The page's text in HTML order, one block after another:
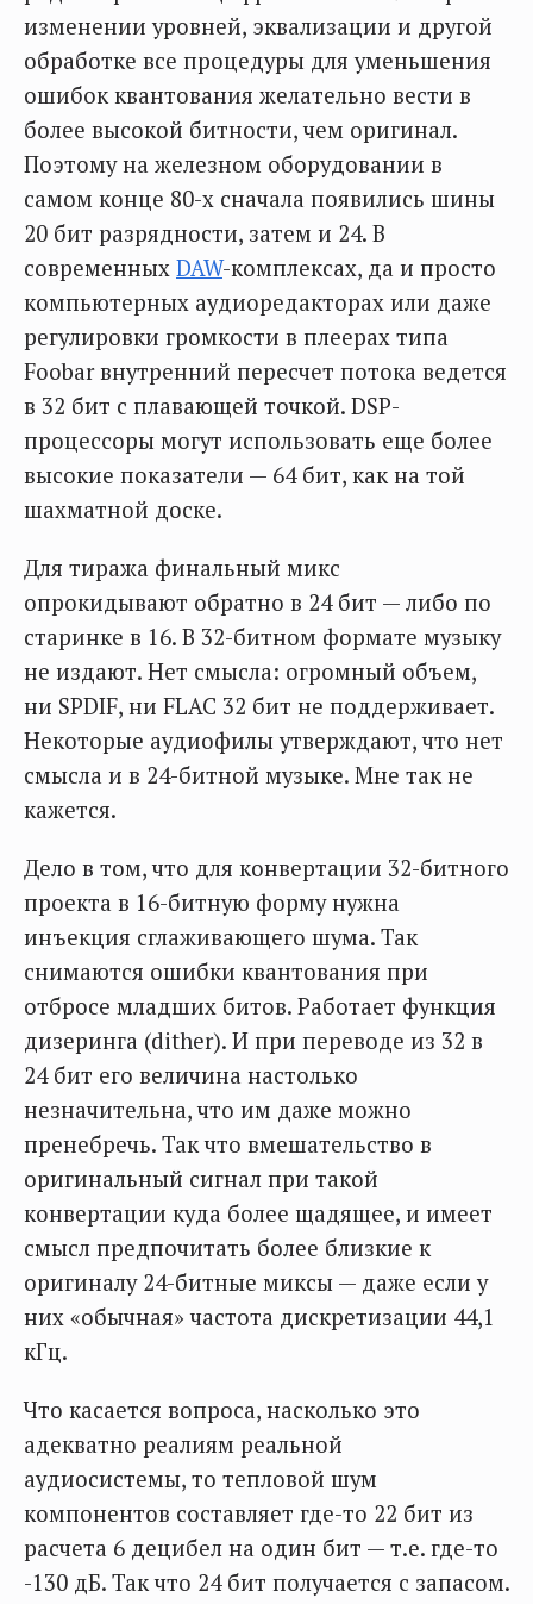
изменении уровней, эквализации и другой
обработке все процедуры для уменьшения
ошибок квантования желательно вести в
более высокой битности, чем оригинал.
Поэтому на железном оборудовании в
самом конце 80-х сначала появились шины
20 бит разрядности, затем и 24. В
современных DAW-комплексах, да и просто
компьютерных аудиоредакторах или даже
регулировки громкости в плеерах типа
Foobar внутренний пересчет потока ведется
в 32 бит с плавающей точкой. DSP-
процессоры могут использовать еще более
высокие показатели — 64 бит, как на той
шахматной доске.
Для тиража финальный микс
опрокидывают обратно в 24 бит — либо по
старинке в 16. В 32-битном формате музыку
не издают. Нет смысла: огромный объем,
ни SPDIF, ни FLAC 32 бит не поддерживает.
Некоторые аудиофилы утверждают, что нет
смысла и в 24-битной музыке. Мне так не
кажется.
Дело в том, что для конвертации 32-битного
проекта в 16-битную форму нужна
инъекция сглаживающего шума. Так
снимаются ошибки квантования при
отбросе младших битов. Работает функция
дизеринга (dither). И при переводе из 32 в
24 бит его величина настолько
незначительна, что им даже можно
пренебречь. Так что вмешательство в
оригинальный сигнал при такой
конвертации куда более щадящее, и имеет
смысл предпочитать более близкие к
оригиналу 24-битные миксы — даже если у
них «обычная» частота дискретизации 44,1
кГц.
Что касается вопроса, насколько это
адекватно реалиям реальной
аудиосистемы, то тепловой шум
компонентов составляет где-то 22 бит из
расчета 6 децибел на один бит — т.е. где-то
-130 дБ. Так что 24 бит получается с запасом.